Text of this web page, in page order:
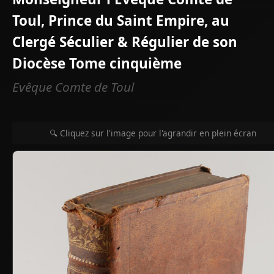
Toul, Prince du Saint Empire, au
Clergé Séculier & Régulier de son
Diocèse Tome cinquième
Evêque Comte de Toul
🔍 Cliquez sur l'image pour l'agrandir en plein écran